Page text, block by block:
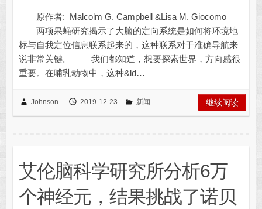
原作者: Malcolm G. Campbell &Lisa M. Giocomo
两项果蝇研究揭示了大脑的定向系统是如何将环境地
标与自我定位信息联系起来的，这种联系对于准确导航来
说非常关键。 我们都知道，想要探索世界，方向感很
重要。在哺乳动物中，这种&ld…
Johnson 2019-12-23 新闻 继续阅读
艾伦脑科学研究所分析6万
个神经元，结果挑战了诺贝